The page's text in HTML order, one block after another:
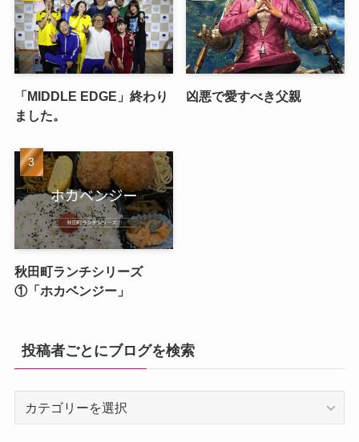
「MIDDLE EDGE」終わり
ました。
凶悪で愛すべき父親
秋田町ランチシリーズ
①「ホカベンジー」
投稿者ごとにブログを検索